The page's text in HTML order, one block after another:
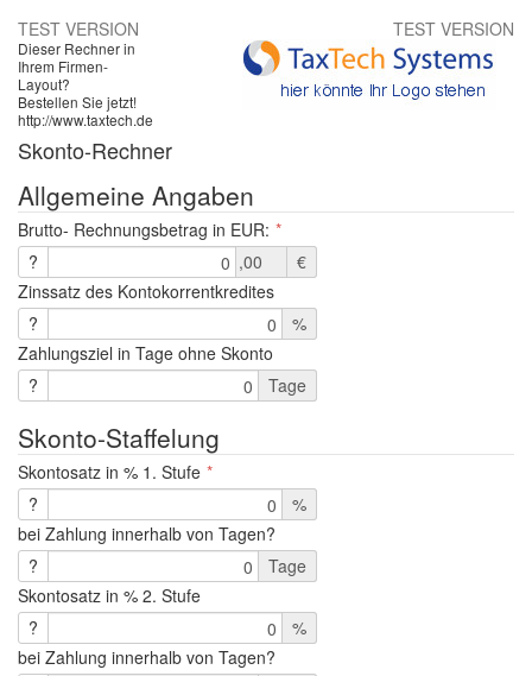
TEST VERSION TEST VERSION
Dieser Rechner in
Ihrem Firmen-
Layout?
Bestellen Sie jetzt!
http://www.taxtech.de
Skonto-Rechner
Allgemeine Angaben
Brutto- Rechnungsbetrag in EUR:
?
0 ,00
€
Zinssatz des Kontokorrentkredites
?
%
Zahlungsziel in Tage ohne Skonto
?
0 Tage
Skonto-Staffelung
Skontosatz in % 1. Stufe
?
%
bei Zahlung innerhalb von Tagen?
?
0
Tage
Skontosatz in % 2. Stufe
?
%
bei Zahlung innerhalb von Tagen?